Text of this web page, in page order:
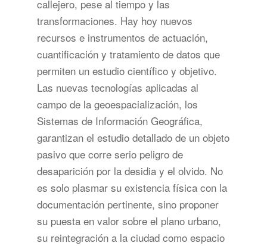
callejero, pese al tiempo y las
transformaciones. Hay hoy nuevos
recursos e instrumentos de actuación,
cuantificación y tratamiento de datos que
permiten un estudio científico y objetivo.
Las nuevas tecnologías aplicadas al
campo de la geoespacialización, los
Sistemas de Información Geográfica,
garantizan el estudio detallado de un objeto
pasivo que corre serio peligro de
desaparición por la desidia y el olvido. No
es solo plasmar su existencia física con la
documentación pertinente, sino proponer
su puesta en valor sobre el plano urbano,
su reintegración a la ciudad como espacio